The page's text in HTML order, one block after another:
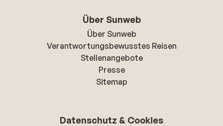
Über Sunweb
Über Sunweb
Verantwortungsbewusstes Reisen
Stellenangebote
Presse
Sitemap
Datenschutz & Cookies